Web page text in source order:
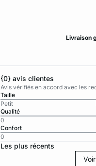
Livraison
{0} avis clientes
Avis vérifiés en accord avec les
Taille
Petit
Qualité
0
Confort
0
Les plus récents